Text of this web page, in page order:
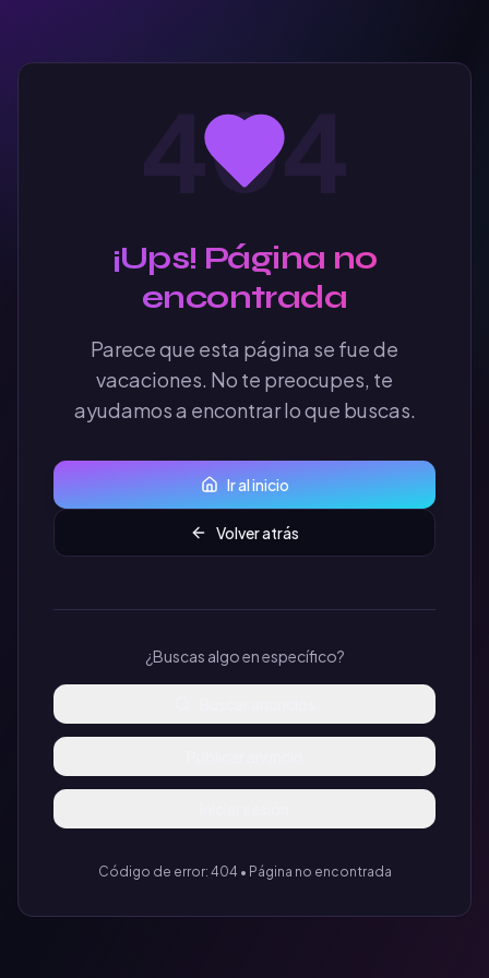
404
¡Ups! Página no
encontrada
Parece que esta página se fue de
vacaciones. No te preocupes, te
ayudamos a encontrar lo que buscas.
Ir al inicio
Volver atrás
¿Buscas algo en específico?
Código de error: 404 • Página no encontrada